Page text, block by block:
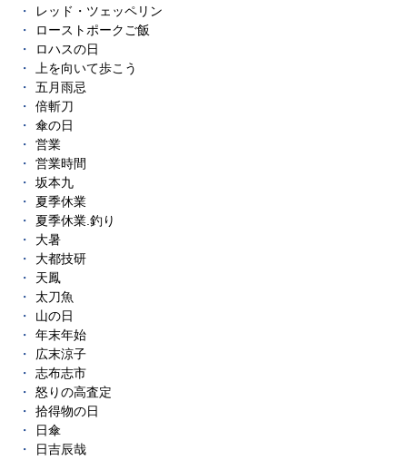
レッド・ツェッペリン
ローストポークご飯
ロハスの日
上を向いて歩こう
五月雨忌
倍斬刀
傘の日
営業
営業時間
坂本九
夏季休業
夏季休業.釣り
大暑
大都技研
天鳳
太刀魚
山の日
年末年始
広末涼子
志布志市
怒りの高査定
拾得物の日
日傘
日吉辰哉